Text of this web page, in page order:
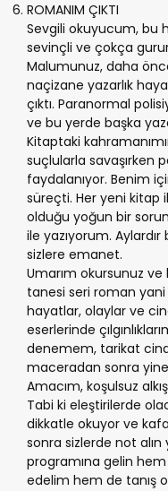
ROMANIM ÇIKTI
Sevgili okuyucum, bu
sevinçli ve çokça
Malumunuz, daha
naçizane yazarlık
çıktı. Paranormal
ve bu yerde başka
Kitaptaki
suçlularla savaşırken
faydalanıyor. Benim
süreçti. Her yeni kitap
olduğu yoğun bir
ile yazıyorum.
sizlere emanet.
Umarım okursunuz
tanesi seri roman yani
hayatlar, olaylar ve
eserlerinde
denemem, tarikat
maceradan sonra
Amacım, koşulsuz
Tabi ki eleştirilerde
dikkatle okuyor ve
sonra sizlerde not alın
programına gelin
edelim hem de tanış